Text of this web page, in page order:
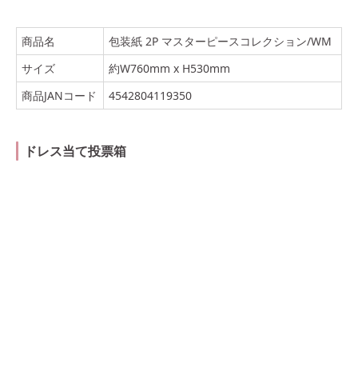
商品名
包装紙 2P マスターピースコレクション/WM
サイズ
約W760mm x H530mm
商品JANコード
4542804119350
ドレス当て投票箱